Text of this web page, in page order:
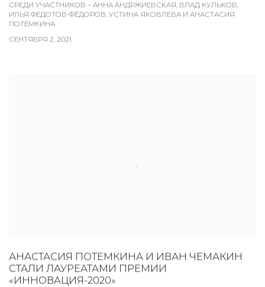
СРЕДИ УЧАСТНИКОВ – АННА АНДРЖИЕВСКАЯ, ВЛАД КУЛЬКОВ,
ИЛЬЯ ФЕДОТОВ-ФЁДОРОВ, УСТИНА ЯКОВЛЕВА И АНАСТАСИЯ
ПОТЁМКИНА
СЕНТЯБРЯ 2, 2021
АНАСТАСИЯ ПОТЕМКИНА И ИВАН ЧЕМАКИН
СТАЛИ ЛАУРЕАТАМИ ПРЕМИИ
«ИННОВАЦИЯ-2020»